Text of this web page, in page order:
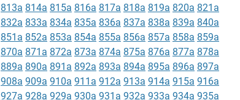
813a 814a 815a 816a 817a 818a 819a 820a 821a
832a 833a 834a 835a 836a 837a 838a 839a 840a
851a 852a 853a 854a 855a 856a 857a 858a 859a
870a 871a 872a 873a 874a 875a 876a 877a 878a
889a 890a 891a 892a 893a 894a 895a 896a 897a
908a 909a 910a 911a 912a 913a 914a 915a 916a
927a 928a 929a 930a 931a 932a 933a 934a 935a